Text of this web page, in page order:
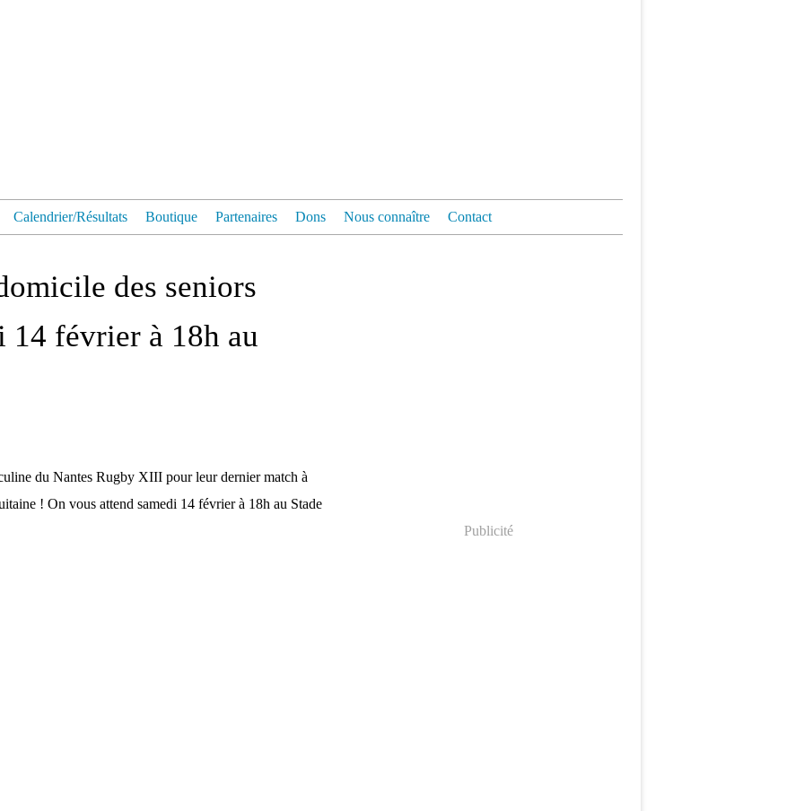
Calendrier/Résultats Boutique Partenaires Dons Nous connaître Contact
des seniors
14 février à 18h au
du Nantes Rugby XIII pour leur dernier match à
! On vous attend samedi 14 février à 18h au Stade
Publicité